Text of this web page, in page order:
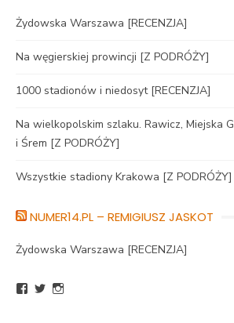
Żydowska Warszawa [RECENZJA]
Na węgierskiej prowincji [Z PODRÓŻY]
1000 stadionów i niedosyt [RECENZJA]
Na wielkopolskim szlaku. Rawicz, Miejska
i Śrem [Z PODRÓŻY]
Wszystkie stadiony Krakowa [Z PODRÓŻY]
NUMER14.PL – REMIGIUSZ JASKOT
Żydowska Warszawa [RECENZJA]
ZobaczZobacz